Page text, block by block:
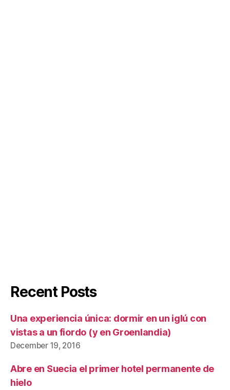
Recent Posts
Una experiencia única: dormir en un iglú con
vistas a un fiordo (y en Groenlandia)
December 19, 2016
Abre en Suecia el primer hotel permanente de
hielo